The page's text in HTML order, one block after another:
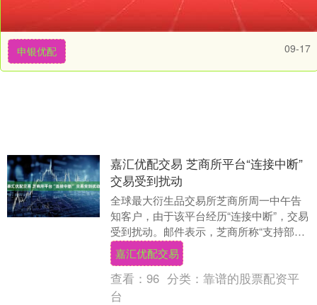
申银优配 09-17
嘉汇优配交易 芝商所平台“连接中断”
交易受到扰动
全球最大衍生品交易所芝商所周一中午告
知客户，由于该平台经历“连接中断”，交易
受到扰动。邮件表示，芝商所称“支持部门
正在调查”这起事件。此前，芝商所今年已
出现一系....
嘉汇优配交易
查看： 96 分类： 靠谱的股票配资平
台